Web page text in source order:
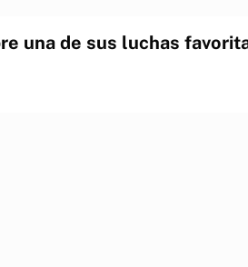
una de sus luchas